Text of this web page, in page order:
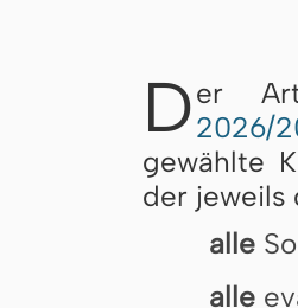
Der
2026/
gewählte
der jeweils
alle
alle